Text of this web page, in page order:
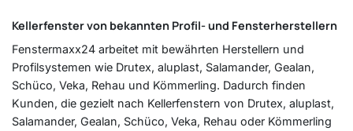
Kellerfenster von bekannten Profil- und Fensterherstellern
Fenstermaxx24 arbeitet mit bewährten Herstellern und
Profilsystemen wie Drutex, aluplast, Salamander, Gealan,
Schüco, Veka, Rehau und Kömmerling. Dadurch finden
Kunden, die gezielt nach Kellerfenstern von Drutex, aluplast,
Salamander, Gealan, Schüco, Veka, Rehau oder Kömmerling